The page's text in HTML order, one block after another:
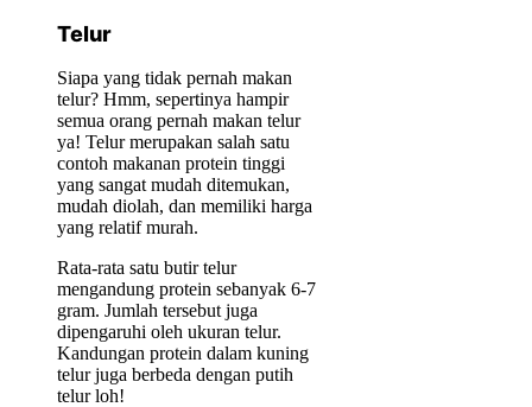
Telur
Siapa yang tidak pernah makan
telur? Hmm, sepertinya hampir
semua orang pernah makan telur
ya! Telur merupakan salah satu
contoh makanan protein tinggi
yang sangat mudah ditemukan,
mudah diolah, dan memiliki harga
yang relatif murah.
Rata-rata satu butir telur
mengandung protein sebanyak 6-7
gram. Jumlah tersebut juga
dipengaruhi oleh ukuran telur.
Kandungan protein dalam kuning
telur juga berbeda dengan putih
telur loh!